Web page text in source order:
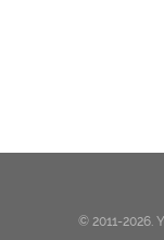
© 2011-2026.